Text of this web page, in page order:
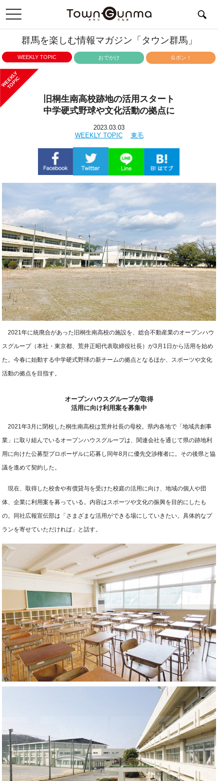
toggle
navigation
群馬を楽しむ情報マガジン「タウン群馬」
WEEKLY TOPIC おでかけ Ｇポン！
WEEKLY
TOPIC
旧桐生南高校跡地の活用スタート
中学硬式野球や文化活動の拠点に
2023.03.03
WEEKLY TOPIC
東毛
2021年に統廃合があった旧桐生南高校の施設を、総合不動産業のオープンハウ
スグループ（本社・東京都、荒井正昭代表取締役社長）が3月1日から活用を始め
た。今春に始動する中学硬式野球の新チームの拠点となるほか、スポーツや文化
活動の拠点を目指す。
オープンハウスグループが取得
活用に向け利用案を募集中
2021年3月に閉校した桐生南高校は荒井社長の母校。県内各地で「地域共創事
業」に取り組んでいるオープンハウスグループは、関連会社を通じて県の跡地利
用に向けた公募型プロポーザルに応募し同年8月に優先交渉権者に。その後県と協
議を進めて契約した。
現在、取得した校舎や有償貸与を受けた校庭の活用に向け、地域の個人や団
体、企業に利用案を募っている。内容はスポーツや文化の振興を目的にしたも
の。同社広報宣伝部は「さまざまな活用ができる場にしていきたい。具体的なプ
ランを寄せていただければ」と話す。